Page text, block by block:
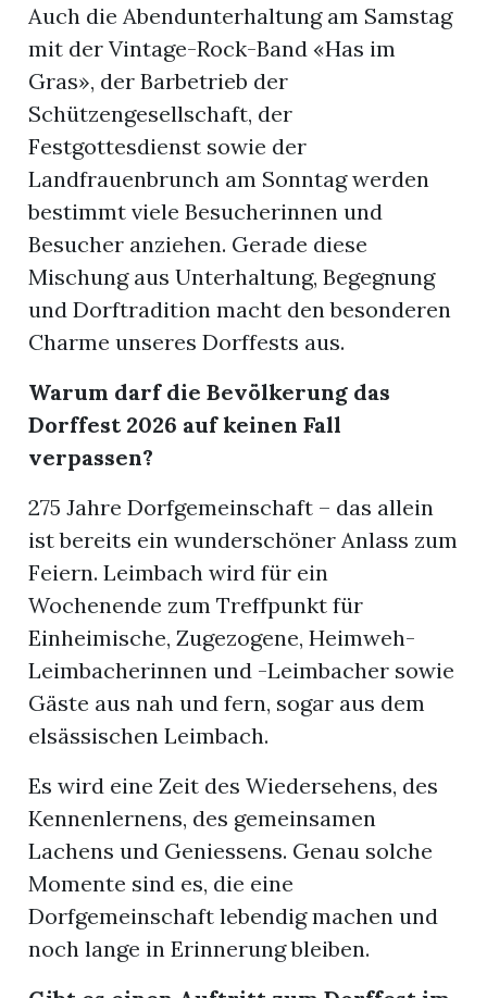
Auch die Abendunterhaltung am Samstag
mit der Vintage-Rock-Band «Has im
Gras», der Barbetrieb der
Schützengesellschaft, der
Festgottesdienst sowie der
Landfrauenbrunch am Sonntag werden
bestimmt viele Besucherinnen und
Besucher anziehen. Gerade diese
Mischung aus Unterhaltung, Begegnung
und Dorftradition macht den besonderen
Charme unseres Dorffests aus.
Warum darf die Bevölkerung das
Dorffest 2026 auf keinen Fall
verpassen?
275 Jahre Dorfgemeinschaft – das allein
ist bereits ein wunderschöner Anlass zum
Feiern. Leimbach wird für ein
Wochenende zum Treffpunkt für
Einheimische, Zugezogene, Heimweh-
Leimbacherinnen und -Leimbacher sowie
Gäste aus nah und fern, sogar aus dem
elsässischen Leimbach.
Es wird eine Zeit des Wiedersehens, des
Kennenlernens, des gemeinsamen
Lachens und Geniessens. Genau solche
Momente sind es, die eine
Dorfgemeinschaft lebendig machen und
noch lange in Erinnerung bleiben.